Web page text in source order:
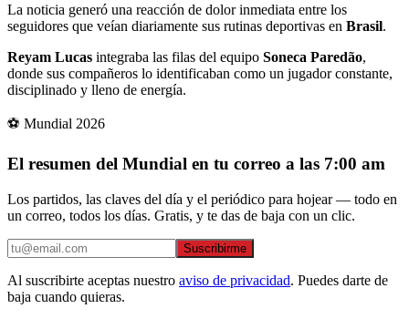
La noticia generó una reacción de dolor inmediata entre los
seguidores que veían diariamente sus rutinas deportivas en Brasil.
Reyam Lucas integraba las filas del equipo Soneca Paredão,
donde sus compañeros lo identificaban como un jugador constante,
disciplinado y lleno de energía.
⚽ Mundial 2026
El resumen del Mundial en tu correo a las 7:00 am
Los partidos, las claves del día y el periódico para hojear — todo en
un correo, todos los días. Gratis, y te das de baja con un clic.
Suscribirme
Al suscribirte aceptas nuestro aviso de privacidad. Puedes darte de
baja cuando quieras.